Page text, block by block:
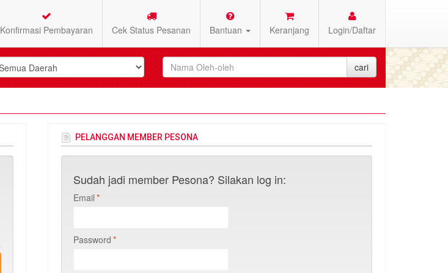
Konfirmasi Pembayaran Cek Status Pesanan Bantuan Keranjang Login/Daftar
PELANGGAN MEMBER PESONA
Sudah jadi member Pesona? Silakan log in:
*
Email
*
Password